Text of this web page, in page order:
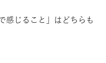
感じること」はどちらも